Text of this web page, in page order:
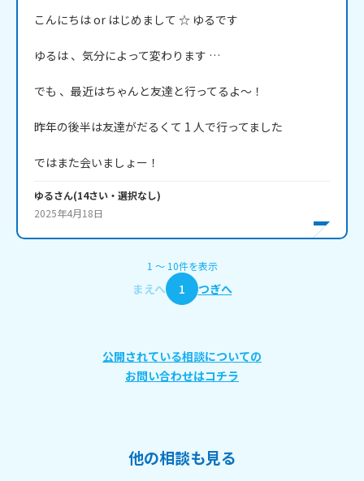
こんにちは or はじめまして ☆ ゆるです
ゆるは 、気分によって変わります …
でも 、最近はちゃんと友達と行ってるよ～！
昨年の後半は友達がだるくて 1 人で行ってました
ではまた会いましょー！
ゆるさん(14さい・ 選択なし)
2025年4月18日
1 〜 10件を表示
まえへ 1 つぎへ
公開されている相談についての
お問い合わせはコチラ
他の相談も見る